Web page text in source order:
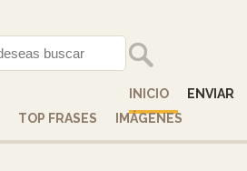
INICIO
ENVIAR
TOP FRASES IMÁGENES